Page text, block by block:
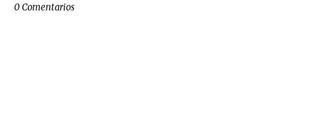
0 Comentarios